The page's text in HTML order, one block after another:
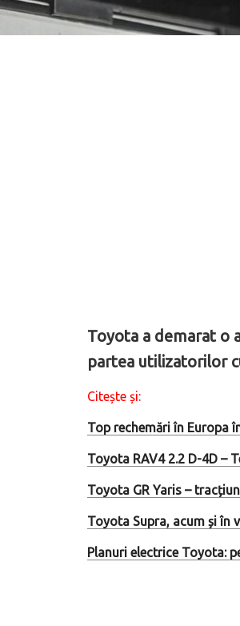
Toyota a demarat o
partea utilizatorilor
Citește și:
Top rechemări în Europa
Toyota RAV4 2.2 D-4D –
Toyota GR Yaris –
Toyota Supra, acum și în
Planuri electrice Toyota: